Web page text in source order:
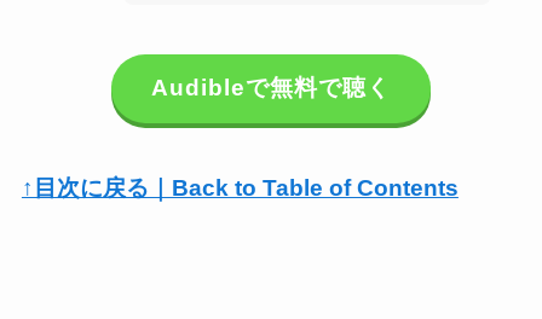
Audibleで無料で聴く
↑目次に戻る｜Back to Table of Contents